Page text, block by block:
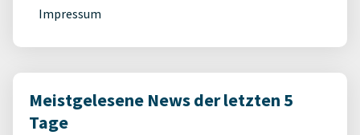
Impressum
Meistgelesene News der letzten 5
Tage